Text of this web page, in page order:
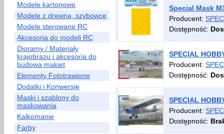
Modele kartonowe
Modele z drewna, szybowce
Modele sterowane RC
Akcesoria do modeli RC
Dioramy / Materiały
krajobrazu i akcesoria do
budowa makiet
Elementy Fototrawione
Dodatki i Konwersje
Maski i szablony do
maskowania
Kalkomanie
Farby
Special Mask
Producent:
Dostępność:
SPECIAL
Producent:
Dostępność:
SPECIAL
Producent:
Dostępność: